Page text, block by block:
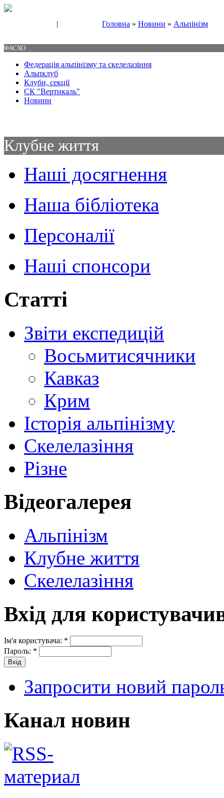
| Головна » Новини » Альпінізм
ФАСХО
Федерація альпінізму та скелелазіння
Альпклуб
Клуби, секції
СК "Вертикаль"
Новини
Клубне життя
Наші досягнення
Наша бібліотека
Персоналії
Наші спонсори
Статті
Звіти експедицій
Восьмитисячники
Кавказ
Крим
Історія альпінізму
Скелелазіння
Різне
Відеогалерея
Альпінізм
Клубне життя
Скелелазіння
Вхід для
Ім'я користувача: *
Пароль: *
Запросити новий
Канал новин